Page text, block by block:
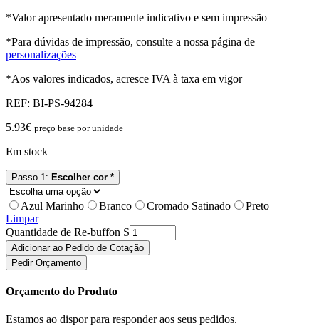
*Valor apresentado meramente indicativo e sem impressão
*Para dúvidas de impressão, consulte a nossa página de
personalizações
*Aos valores indicados, acresce IVA à taxa em vigor
REF: BI-PS-94284
5.93€ preço base por unidade
Em stock
Passo 1: Escolher cor *
Azul Marinho Branco Cromado Satinado
Preto
Limpar
Quantidade de Re-buffon S
Adicionar ao Pedido de Cotação
Pedir Orçamento
Orçamento do Produto
Estamos ao dispor para responder aos seus pedidos.